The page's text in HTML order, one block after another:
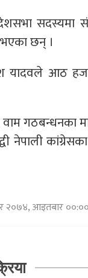
सदस्यमा
छन् ।
यादवले आठ
गठबन्धनका
नेपाली
२०७४, आइतबार ००:००